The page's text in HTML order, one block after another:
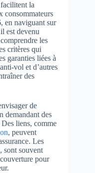
la
consommateurs
en naviguant sur
est devenu
les
critères qui
garanties liées à
vol et d’autres
des
de
demandant des
liens, comme
, peuvent
Les
sont souvent
pour